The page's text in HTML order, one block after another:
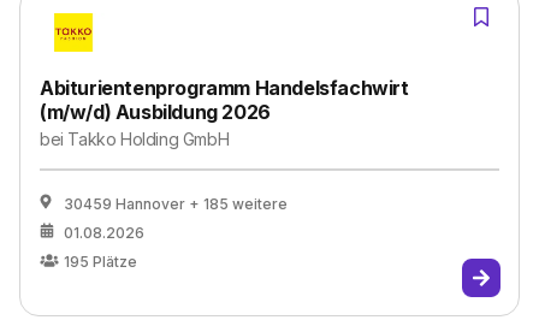
Abiturientenprogramm Handelsfachwirt
(m/w/d) Ausbildung 2026
bei Takko Holding GmbH
30459 Hannover + 185 weitere
01.08.2026
195 Plätze